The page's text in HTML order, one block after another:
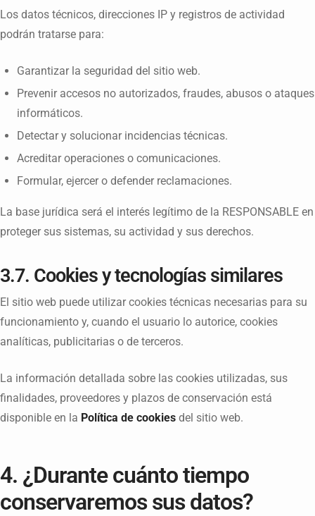
Los datos técnicos, direcciones IP y registros de actividad
podrán tratarse para:
Garantizar la seguridad del sitio web.
Prevenir accesos no autorizados, fraudes, abusos o ataques
informáticos.
Detectar y solucionar incidencias técnicas.
Acreditar operaciones o comunicaciones.
Formular, ejercer o defender reclamaciones.
La base jurídica será el interés legítimo de la RESPONSABLE en
proteger sus sistemas, su actividad y sus derechos.
3.7. Cookies y tecnologías similares
El sitio web puede utilizar cookies técnicas necesarias para su
funcionamiento y, cuando el usuario lo autorice, cookies
analíticas, publicitarias o de terceros.
La información detallada sobre las cookies utilizadas, sus
finalidades, proveedores y plazos de conservación está
disponible en la Política de cookies del sitio web.
4. ¿Durante cuánto tiempo
conservaremos sus datos?